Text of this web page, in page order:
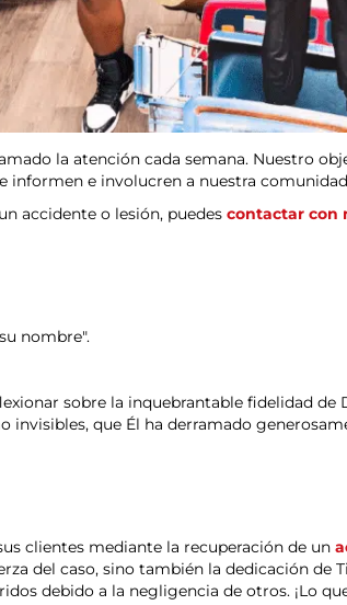
la atención cada semana. Nuestro
informen e involucren a nuestra
accidente o lesión, puedes contactar con
nombre".
sobre la inquebrantable fidelidad de
que Él ha derramado
clientes mediante la recuperación de un
del caso, sino también la dedicación de
debido a la negligencia de otros. ¡Lo